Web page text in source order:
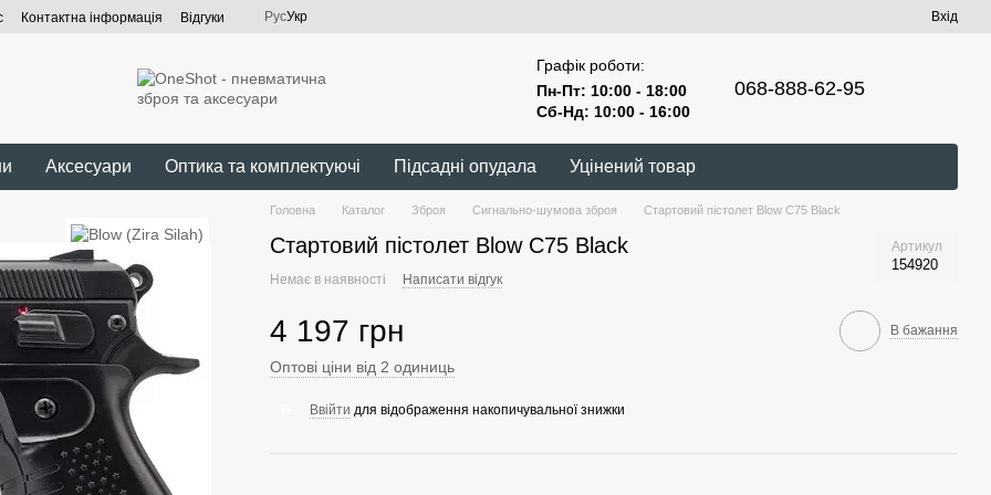
Контактна інформація Відгуки РусУкр Вхід
Графік роботи:
Пн-Пт: 10:00 - 18:00
Сб-Нд: 10:00 - 16:00
068-888-62-95
Аксесуари Оптика та комплектуючі Підсадні опудала Уцінений товар
Головна Каталог Зброя Сигнально-шумова зброя Стартовий пістолет Blow C75 Black
Стартовий пістолет Blow C75 Black Артикул
154920
Немає в наявності Написати відгук
4 197 грн В бажання
Оптові ціни від 2 одиниць
Ввійти для відображення накопичувальної знижки